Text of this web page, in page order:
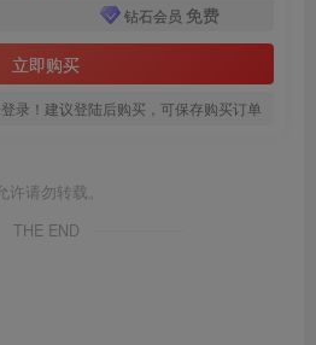
钻石会员 免费
立即购买
录！建议登陆后购买，可保存购买订单
请勿转载。
THE END